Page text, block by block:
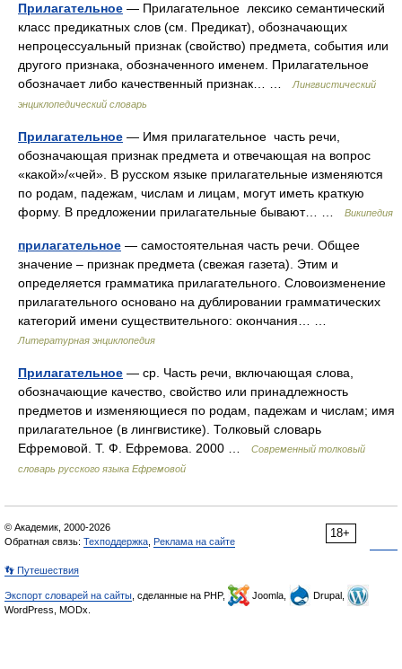
Прилагательное — Прилагательное лексико семантический
класс предикатных слов (см. Предикат), обозначающих
непроцессуальный признак (свойство) предмета, события или
другого признака, обозначенного именем. Прилагательное
обозначает либо качественный признак… …
Лингвистический
энциклопедический словарь
Прилагательное — Имя прилагательное часть речи,
обозначающая признак предмета и отвечающая на вопрос
«какой»/«чей». В русском языке прилагательные изменяются
по родам, падежам, числам и лицам, могут иметь краткую
форму. В предложении прилагательные бывают… …
Википедия
прилагательное — самостоятельная часть речи. Общее
значение – признак предмета (свежая газета). Этим и
определяется грамматика прилагательного. Словоизменение
прилагательного основано на дублировании грамматических
категорий имени существительного: окончания… …
Литературная энциклопедия
Прилагательное — ср. Часть речи, включающая слова,
обозначающие качество, свойство или принадлежность
предметов и изменяющиеся по родам, падежам и числам; имя
прилагательное (в лингвистике). Толковый словарь
Ефремовой. Т. Ф. Ефремова. 2000 …
Современный толковый
словарь русского языка Ефремовой
18+
© Академик, 2000-2026
Обратная связь: Техподдержка Реклама на сайте
👣 Путешествия
Экспорт словарей на сайты , сделанные на PHP, Joomla,
Drupal,
WordPress, MODx.